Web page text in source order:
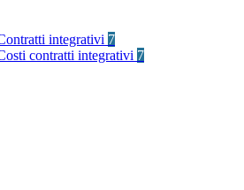
integrativi 7
contratti integrativi 7